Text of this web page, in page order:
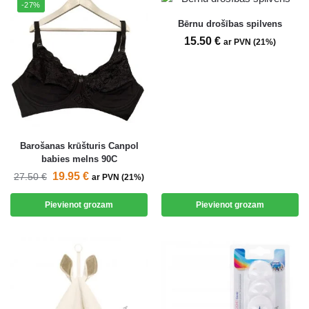
-27%
Barošanas krūšturis Canpol
babies melns 90C
27.50€ 19.95 € ar PVN (21%)
Pievienot grozam
Bērnu drošības spilvens
15.50 € ar PVN (21%)
Pievienot grozam